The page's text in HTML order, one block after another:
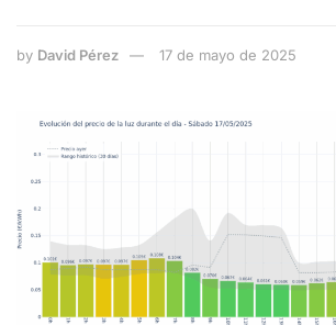
by David Pérez 17 de mayo de 2025